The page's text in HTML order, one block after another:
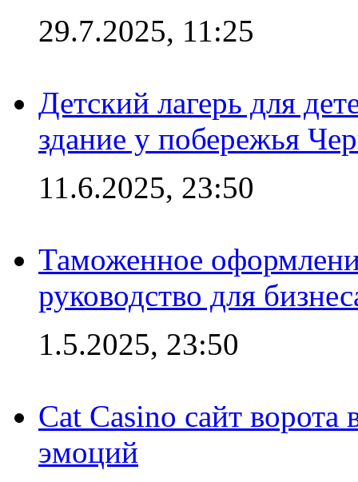
29.7.2025, 11:25
Детский лагерь для
здание у побережья
11.6.2025, 23:50
Таможенное
руководство для
1.5.2025, 23:50
Cat Casino сайт
эмоций